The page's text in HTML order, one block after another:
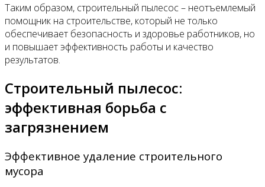
Таким образом, строительный пылесос – неотъемлемый
помощник на строительстве, который не только
обеспечивает безопасность и здоровье работников, но
и повышает эффективность работы и качество
результатов.
Строительный пылесос:
эффективная борьба с
загрязнением
Эффективное удаление строительного
мусора